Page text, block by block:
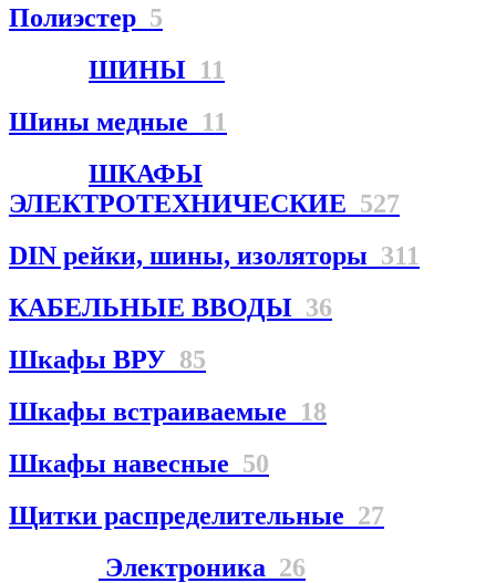
Полиэстер 5
ШИНЫ 11
Шины медные 11
ШКАФЫ
ЭЛЕКТРОТЕХНИЧЕСКИЕ 527
DIN рейки, шины, изоляторы 311
КАБЕЛЬНЫЕ ВВОДЫ 36
Шкафы ВРУ 85
Шкафы встраиваемые 18
Шкафы навесные 50
Щитки распределительные 27
Электроника 26